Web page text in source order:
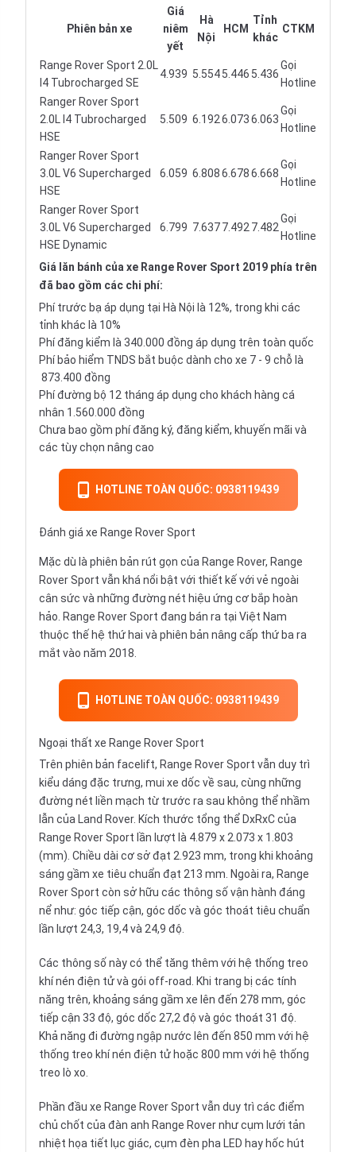
Phiên bản xe
Giá
niêm
yết
Hà
Nội
HCM
Tỉnh
khác
CTKM
Range Rover Sport 2.0L
I4 Tubrocharged SE
4.939 5.5545.446 5.436
Gọi
Hotline
Ranger Rover Sport
2.0L I4 Tubrocharged
HSE
5.509 6.1926.0736.063
Gọi
Hotline
Ranger Rover Sport
3.0L V6 Supercharged
HSE
6.059 6.8086.6786.668
Gọi
Hotline
Ranger Rover Sport
3.0L V6 Supercharged
HSE Dynamic
6.799 7.6377.4927.482
Gọi
Hotline
Giá lăn bánh của xe Range Rover Sport 2019 phía trên
đã bao gồm các chi phí:
Phí trước bạ áp dụng tại Hà Nội là 12%, trong khi các
tỉnh khác là 10%
Phí đăng kiểm là 340.000 đồng áp dụng trên toàn quốc
Phí bảo hiểm TNDS bắt buộc dành cho xe 7 - 9 chỗ là
873.400 đồng
Phí đường bộ 12 tháng áp dụng cho khách hàng cá
nhân 1.560.000 đồng
Chưa bao gồm phí đăng ký, đăng kiểm, khuyến mãi và
các tùy chọn nâng cao
HOTLINE TOÀN QUỐC: 0938119439
Đánh giá xe Range Rover Sport
Mặc dù là phiên bản rút gọn của Range Rover, Range
Rover Sport vẫn khá nổi bật với thiết kế với vẻ ngoài
cân sức và những đường nét hiệu ứng cơ bắp hoàn
hảo. Range Rover Sport đang bán ra tại Việt Nam
thuộc thế hệ thứ hai và phiên bản nâng cấp thứ ba ra
mắt vào năm 2018.
HOTLINE TOÀN QUỐC: 0938119439
Ngoại thất xe Range Rover Sport
Trên phiên bản facelift, Range Rover Sport vẫn duy trì
kiểu dáng đặc trưng, mui xe dốc về sau, cùng những
đường nét liền mạch từ trước ra sau không thể nhầm
lẫn của Land Rover. Kích thước tổng thể DxRxC của
Range Rover Sport lần lượt là 4.879 x 2.073 x 1.803
(mm). Chiều dài cơ sở đạt 2.923 mm, trong khi khoảng
sáng gầm xe tiêu chuẩn đạt 213 mm. Ngoài ra, Range
Rover Sport còn sở hữu các thông số vận hành đáng
nể như: góc tiếp cận, góc dốc và góc thoát tiêu chuẩn
lần lượt 24,3, 19,4 và 24,9 độ.
Các thông số này có thể tăng thêm với hệ thống treo
khí nén điện tử và gói off-road. Khi trang bị các tính
năng trên, khoảng sáng gầm xe lên đến 278 mm, góc
tiếp cận 33 độ, góc dốc 27,2 độ và góc thoát 31 độ.
Khả năng đi đường ngập nước lên đến 850 mm với hệ
thống treo khí nén điện tử hoặc 800 mm với hệ thống
treo lò xo.
Phần đầu xe Range Rover Sport vẫn duy trì các điểm
chủ chốt của đàn anh Range Rover như cụm lưới tản
nhiệt họa tiết lục giác, cụm đèn pha LED hay hốc hút